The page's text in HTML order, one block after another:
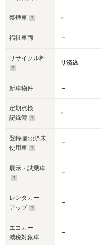
禁煙車 ○
福祉車両 －
リサイクル料
リ済込
新車物件 －
定期点検
記録簿
○
登録(届出)済未
使用車
－
展示・試乗車
－
レンタカー
アップ
－
エコカー
減税対象車
－